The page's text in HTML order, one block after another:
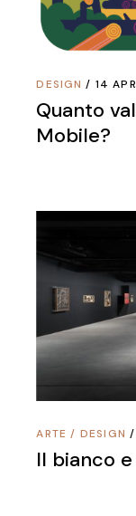
DESIGN 14
Quanto
Mobile?
ARTE / DESIGN
Il bianco